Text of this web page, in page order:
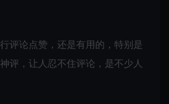
评论点赞，还是有用的，特别是
评，让人忍不住评论，是不少人